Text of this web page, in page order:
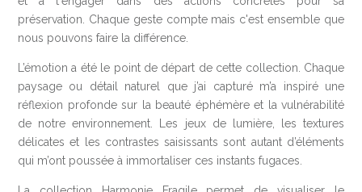
préservation. Chaque geste compte mais c'est ensemble que
nous pouvons faire la différence.
L’émotion a été le point de départ de cette collection. Chaque
paysage ou détail naturel que j’ai capturé m’a inspiré une
réflexion profonde sur la beauté éphémère et la vulnérabilité
de notre environnement. Les jeux de lumière, les textures
délicates et les contrastes saisissants sont autant d’éléments
qui m’ont poussée à immortaliser ces instants fugaces.